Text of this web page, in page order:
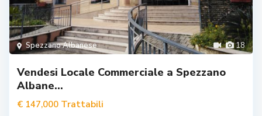
18
Spezzano Albanese
Vendesi Locale Commerciale a Spezzano
Albane...
€ 147,000 Trattabili